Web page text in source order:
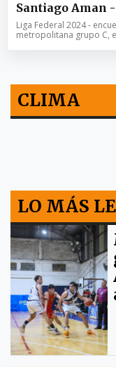
Santiago Aman
Liga Federal 2024 -
metropolitana grupo C,
CLIMA
LO MÁS